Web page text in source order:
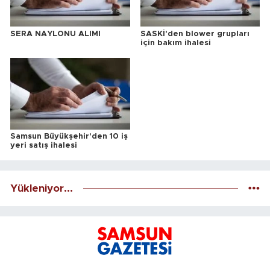
SERA NAYLONU ALIMI
SASKİ'den blower grupları
için bakım ihalesi
Samsun Büyükşehir'den 10 iş
yeri satış ihalesi
Yükleniyor...